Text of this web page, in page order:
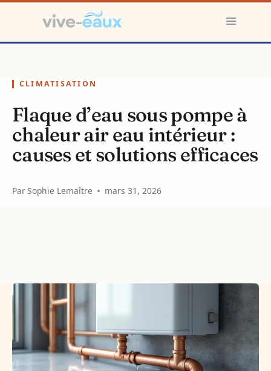
contenu
CLIMATISATION
Flaque d’eau sous pompe à
chaleur air eau intérieur :
causes et solutions efficaces
ParSophie Lemaître mars 31, 2026